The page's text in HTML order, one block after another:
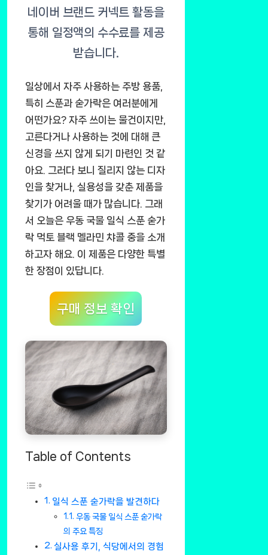
일상에서 자주 사용하는 주방 용품,
특히 스푼과 숟가락은 여러분에게
어떤가요? 자주 쓰이는 물건이지만,
고른다거나 사용하는 것에 대해 큰
신경을 쓰지 않게 되기 마련인 것 같
아요. 그러다 보니 질리지 않는 디자
인을 찾거나, 실용성을 갖춘 제품을
찾기가 어려울 때가 많습니다. 그래
서 오늘은 우동 국물 일식 스푼 숟가
락 먹토 블랙 멜라민 챠콜 중을 소개
하고자 해요. 이 제품은 다양한 특별
한 장점이 있답니다.
구매 정보 확인
Table of Contents
일식 스푼 숟가락을 발견하다
우동 국물 일식 스푼 숟가락
의 주요 특징
실사용 후기, 식당에서의 경험